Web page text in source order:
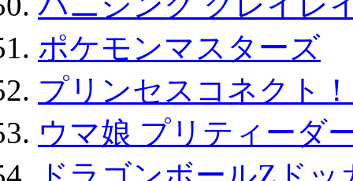
ポケモンマスターズ
プリンセスコネクト
ウマ娘 プリティーダ